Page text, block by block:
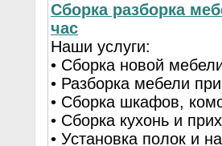
Сборка разборка
час
Наши услуги:
• Сборка новой
• Разборка мебели
• Сборка шкафов,
• Сборка кухонь и
• Установка полок и